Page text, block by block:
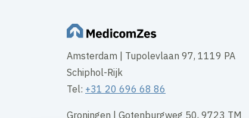
Amsterdam | Tupolevlaan 97, 1119 PA
Schiphol-Rijk
Tel: +31 20 696 68 86
Groningen | Gotenburgweg 50, 9723 TM